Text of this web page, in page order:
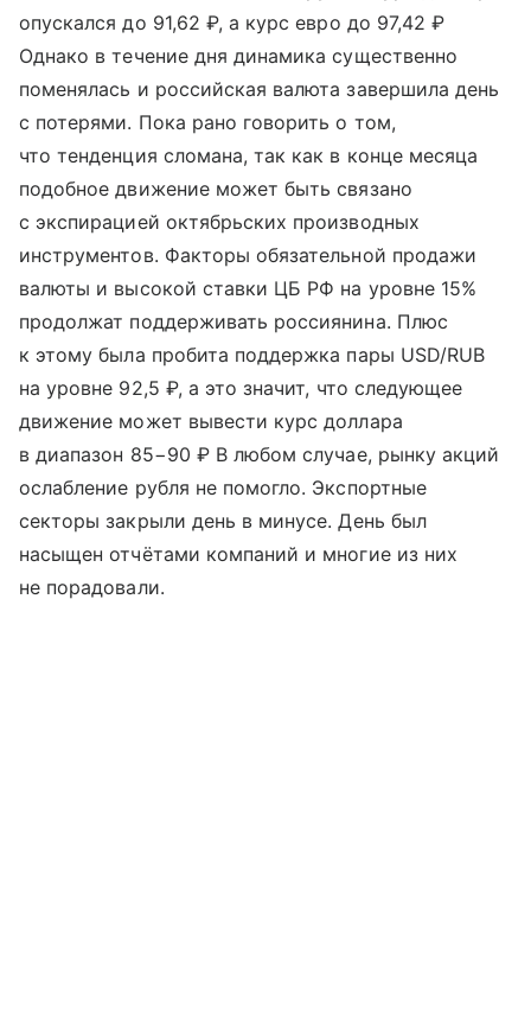
опускался до 91,62 ₽, а курс евро до 97,42 ₽
Однако в течение дня динамика существенно
поменялась и российская валюта завершила день
с потерями. Пока рано говорить о том,
что тенденция сломана, так как в конце месяца
подобное движение может быть связано
с экспирацией октябрьских производных
инструментов. Факторы обязательной продажи
валюты и высокой ставки ЦБ РФ на уровне 15%
продолжат поддерживать россиянина. Плюс
к этому была пробита поддержка пары USD/RUB
на уровне 92,5 ₽, а это значит, что следующее
движение может вывести курс доллара
в диапазон 85−90 ₽ В любом случае, рынку акций
ослабление рубля не помогло. Экспортные
секторы закрыли день в минусе. День был
насыщен отчётами компаний и многие из них
не порадовали.